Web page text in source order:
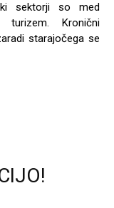
sektorji so med
turizem. Kronični
starajočega se